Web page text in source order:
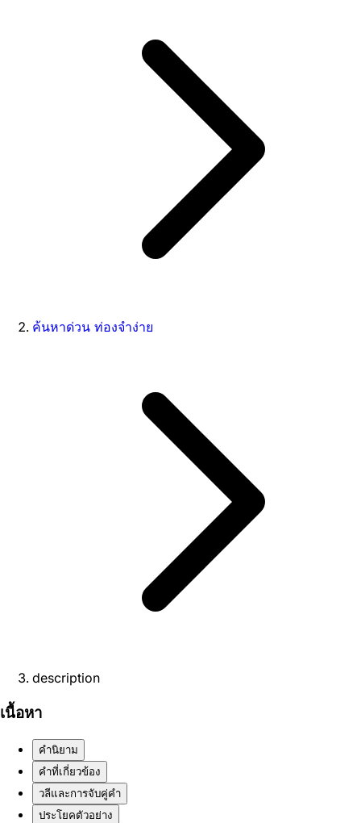
ค้นหาด่วน ท่องจำง่าย
description
เนื้อหา
คำนิยาม
คำที่เกี่ยวข้อง
วลีและการจับคู่คำ
ประโยคตัวอย่าง